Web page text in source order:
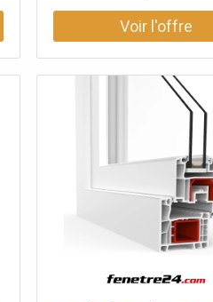
joints (joint central), elle
excellente isolation
thermique. La fenêtre
utilisation en maison
fenêtre est blanche, à
et a un design à pan
surface en PVC du
Kömmerling 88 MD
extrêmement résistante
intempéries et facile à